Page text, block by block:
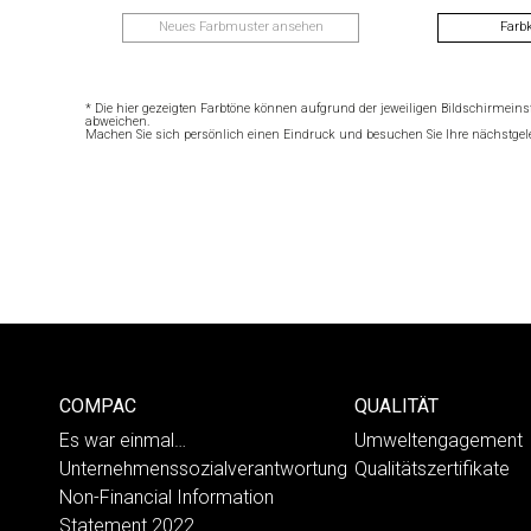
Neues Farbmuster ansehen
* Die hier gezeigten Farbtöne können aufgrund der jeweiligen
abweichen.
Machen Sie sich persönlich einen Eindruck und besuchen Sie Ihre
COMPAC
Es war einmal…
Unternehmenssozialverantwortung
Non-Financial Information
Statement 2022
QUALITÄT
Umweltengagement
Qualitätszertifikate